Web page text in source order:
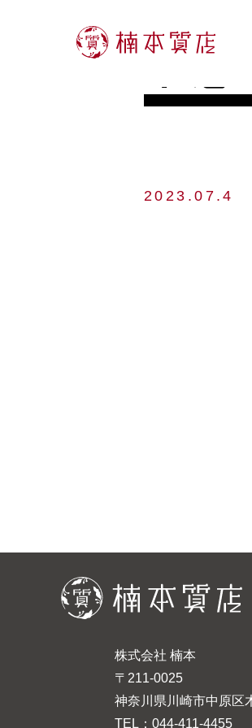
東
2023.07.4
株式会社 楠本
〒211-0025
神奈川県川崎市中原区
TEL：044-411-4455